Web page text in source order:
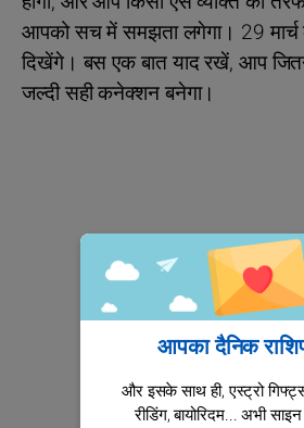
आपको सच में समझता लगेगा। 29
दिखेंगे। बस एक बात याद रखें, आप
जल्दी सही कनेक्शन बनेगा।
आपका दैनिक
और इसके साथ ही, एस्ट्रो
रीडिंग, बायोरिदम... अभी